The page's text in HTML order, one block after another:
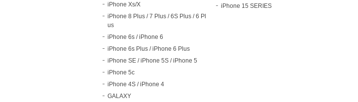
iPhone Xs/X
iPhone 8 Plus / 7 Plus / 6S Plus / 6 Pl
us
iPhone 6s / iPhone 6
iPhone 6s Plus / iPhone 6 Plus
iPhone SE / iPhone 5S / iPhone 5
iPhone 5c
iPhone 4S / iPhone 4
GALAXY
iPhone 15 SERIES